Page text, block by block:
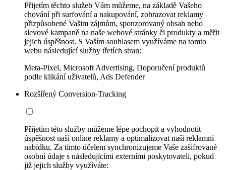
Přijetím těchto služeb Vám můžeme, na základě Vašeho
chování při surfování a nakupování, zobrazovat reklamy
přizpůsobené Vašim zájmům, sponzorovaný obsah nebo
slevové kampaně na naše webové stránky či produkty a měřit
jejich úspěšnost. S Vaším souhlasem využíváme na tomto
webu následující služby třetích stran:
Meta-Pixel, Microsoft Advertising, Doporučení produktů
podle klikání uživatelů, Ads Defender
Rozšířený Conversion-Tracking
Přijetím této služby můžeme lépe pochopit a vyhodnotit
úspěšnost naší online reklamy a optimalizovat naši reklamní
nabídku. Za tímto účelem synchronizujeme Vaše zašifrované
osobní údaje s následujícími externími poskytovateli, pokud
již jejich služby využíváte: